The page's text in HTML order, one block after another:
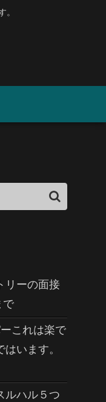
。
リーの面接
で
これは楽で
います。
ハル５つ